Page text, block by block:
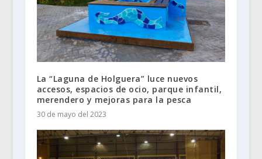
La “Laguna de Holguera” luce nuevos
accesos, espacios de ocio, parque infantil,
merendero y mejoras para la pesca
30 de mayo del 2023